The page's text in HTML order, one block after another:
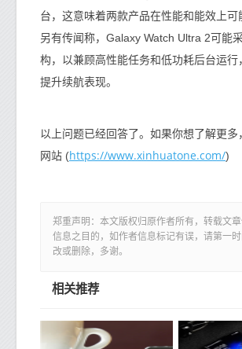
台，这意味着两款产品在性能和能效上可
另有传闻称，Galaxy Watch Ultra 2可能
构，以兼顾高性能任务和低功耗后台运行
提升续航表现。
以上问题已经回答了。如果你想了解更多
网站 (https://www.xinhuatone.com/)
郑重声明：本文版权归原作者所有，转载文
信息之目的，如作者信息标记有误，请第一
改或删除，多谢。
相关推荐